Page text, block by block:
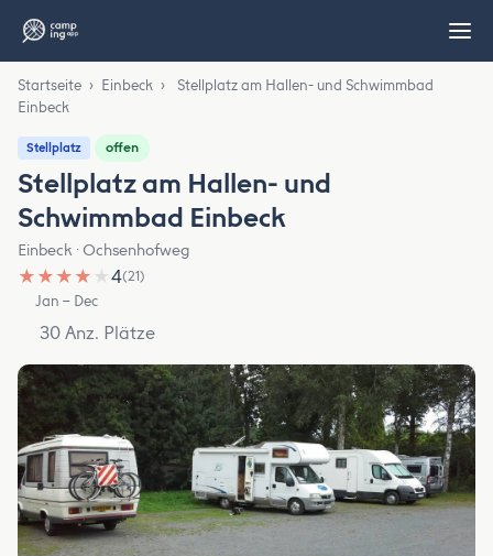
Startseite › Einbeck ›
Stellplatz am Hallen- und Schwimmbad
Einbeck
Stellplatz offen
Stellplatz am Hallen- und
Schwimmbad Einbeck
Einbeck · Ochsenhofweg
★ ★ ★ ★ ★4(21)
Jan – Dec
30 Anz. Plätze